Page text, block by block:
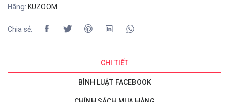
Hãng: KUZOOM
Chia sẻ:
CHI TIẾT
BÌNH LUẬT FACEBOOK